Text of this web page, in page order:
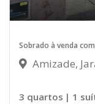
Sobrado à venda
Amizade,
3 quartos | 1